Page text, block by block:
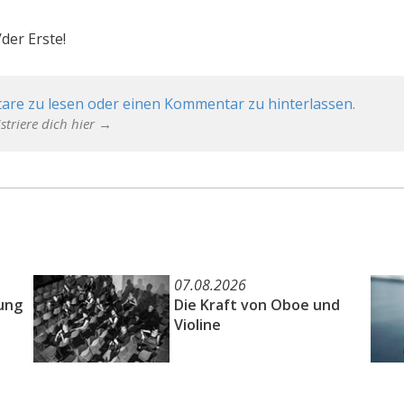
Erste!
zu lesen oder einen Kommentar zu hinterlassen.
dich hier →
07.08.2026
Die Kraft von Oboe und
Violine